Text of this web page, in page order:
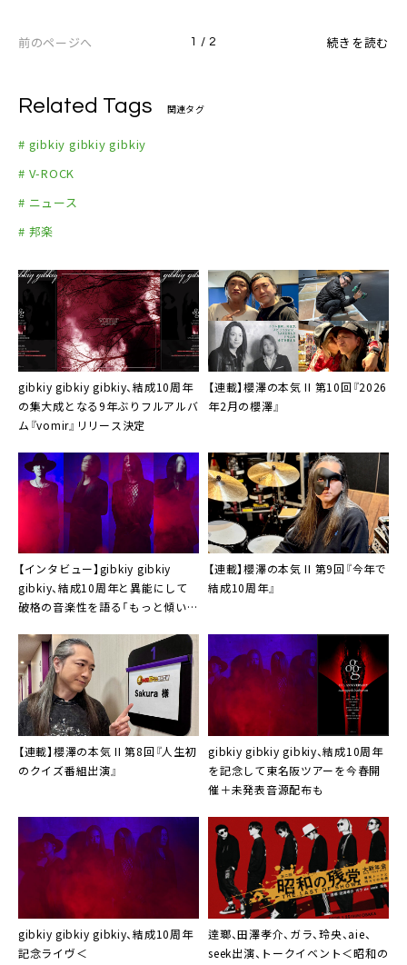
ンネル
前のページへ 1 / 2 続きを読む
Related Tags 関連タグ
# gibkiy gibkiy gibkiy
# V-ROCK
# ニュース
# 邦楽
gibkiy gibkiy gibkiy、結成10周年
の集大成となる9年ぶりフルアルバ
ム『vomir』リリース決定
【連載】櫻澤の本気 II 第10回『2026
年2月の櫻澤』
【インタビュー】gibkiy gibkiy
gibkiy、結成10周年と異能にして
破格の音楽性を語る「もっと傾いて
【連載】櫻澤の本気 II 第9回『今年で
結成10周年』
【連載】櫻澤の本気 II 第8回『人生初
のクイズ番組出演』
gibkiy gibkiy gibkiy、結成10周年
を記念して東名阪ツアーを今春開
催＋未発表音源配布も
gibkiy gibkiy gibkiy、結成10周年
記念ライヴ＜
逹瑯、田澤孝介、ガラ、玲央、aie、
seek出演、トークイベント＜昭和の